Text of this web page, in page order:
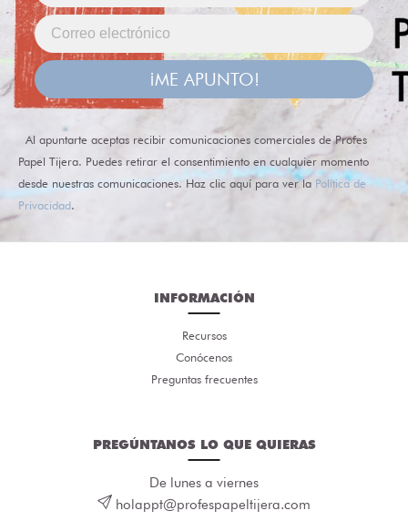
¡ME APUNTO!
Al apuntarte aceptas recibir comunicaciones comerciales de Profes
Papel Tijera. Puedes retirar el consentimiento en cualquier momento
desde nuestras comunicaciones. Haz clic aquí para ver la Política de
Privacidad.
INFORMACIÓN
Recursos
Conócenos
Preguntas frecuentes
PREGÚNTANOS LO QUE QUIERAS
De lunes a viernes
holappt@profespapeltijera.com